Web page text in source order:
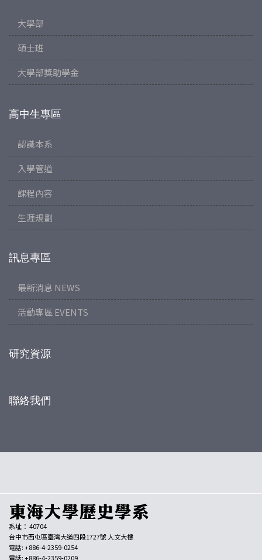
大學部
碩士班
大學部獎助學金
高中生專區
認識本系
入學管道
課程內容
生涯規劃
訊息專區
最新消息 NEWS
活動專區 EVENTS
研究資源
聯絡我們
系址： 40704
台中市西屯區臺灣大道四段1727號 人文大樓
電話: +886-4-2359-0254
電話: +886-4-2359-0209